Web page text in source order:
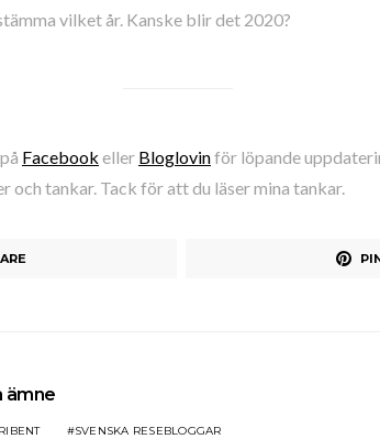
vilket år. Kanske blir det 2020?
Facebook eller Bloglovinför löpande
och tankar. Tack för att du läser mina tankar.
ämne
SVENSKA RESEBLOGGAR